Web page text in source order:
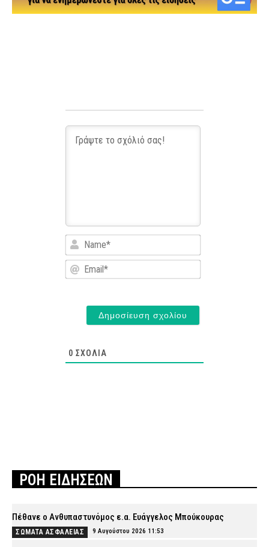
Name*
Email*
0 ΣΧΌΛΙΑ
ΡΟΗ ΕΙΔΗΣΕΩΝ
Πέθανε ο Ανθυπαστυνόμος ε.α. Ευάγγελος Μπούκουρας
ΣΩΜΑΤΑ ΑΣΦΑΛΕΙΑΣ 9 Αυγούστου 2026 11:53